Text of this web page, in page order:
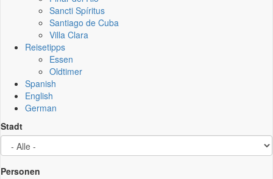
Sancti Spíritus
Santiago de Cuba
Villa Clara
Reisetipps
Essen
Oldtimer
Spanish
English
German
Stadt
Personen